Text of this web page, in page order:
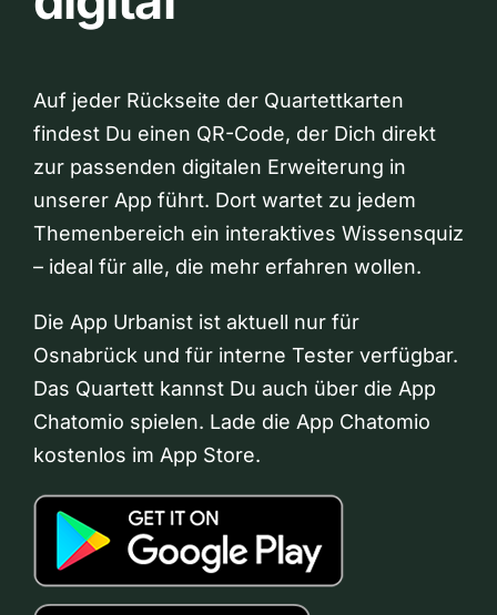
Auf jeder Rückseite der Quartettkarten
findest Du einen QR-Code, der Dich direkt
zur passenden digitalen Erweiterung in
unserer App führt. Dort wartet zu jedem
Themenbereich ein interaktives Wissensquiz
– ideal für alle, die mehr erfahren wollen.
Die App Urbanist ist aktuell nur für
Osnabrück und für interne Tester verfügbar.
Das Quartett kannst Du auch über die App
Chatomio spielen. Lade die App Chatomio
kostenlos im App Store.